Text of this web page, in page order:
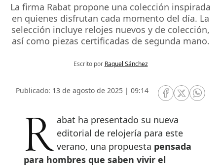
La firma Rabat propone una colección inspirada
en quienes disfrutan cada momento del día. La
selección incluye relojes nuevos y de colección,
así como piezas certificadas de segunda mano.
Escrito por Raquel Sánchez
Publicado: 13 de agosto de 2025 | 09:14
RRSS Facebook
RRSSRRSS
Rabat ha presentado su nueva editorial de relojería para este
verano, una propuesta pensada
para hombres que saben vivir el